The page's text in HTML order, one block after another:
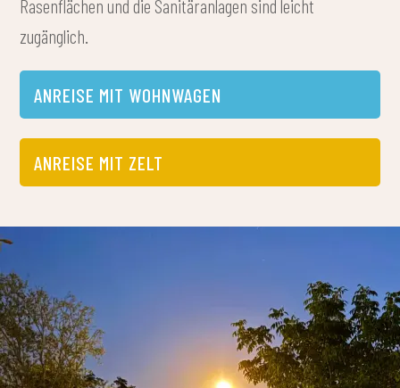
Rasenflächen und die Sanitäranlagen sind leicht
zugänglich.
ANREISE MIT WOHNWAGEN
ANREISE MIT ZELT